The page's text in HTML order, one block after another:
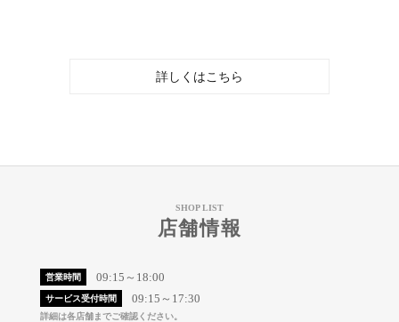
詳しくはこちら
SHOP LIST
店舗情報
営業時間 09:15～18:00
サービス受付時間 09:15～17:30
詳細は各店舗までご確認ください。